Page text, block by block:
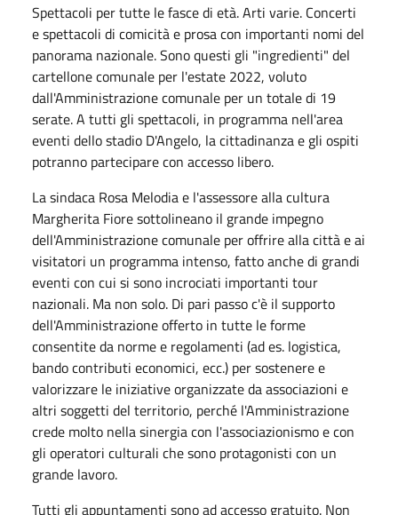
Spettacoli per tutte le fasce di età. Arti varie. Concerti
e spettacoli di comicità e prosa con importanti nomi del
panorama nazionale. Sono questi gli "ingredienti" del
cartellone comunale per l'estate 2022, voluto
dall'Amministrazione comunale per un totale di 19
serate. A tutti gli spettacoli, in programma nell'area
eventi dello stadio D'Angelo, la cittadinanza e gli ospiti
potranno partecipare con accesso libero.
La sindaca Rosa Melodia e l'assessore alla cultura
Margherita Fiore sottolineano il grande impegno
dell'Amministrazione comunale per offrire alla città e ai
visitatori un programma intenso, fatto anche di grandi
eventi con cui si sono incrociati importanti tour
nazionali. Ma non solo. Di pari passo c'è il supporto
dell'Amministrazione offerto in tutte le forme
consentite da norme e regolamenti (ad es. logistica,
bando contributi economici, ecc.) per sostenere e
valorizzare le iniziative organizzate da associazioni e
altri soggetti del territorio, perché l'Amministrazione
crede molto nella sinergia con l'associazionismo e con
gli operatori culturali che sono protagonisti con un
grande lavoro.
Tutti gli appuntamenti sono ad accesso gratuito. Non